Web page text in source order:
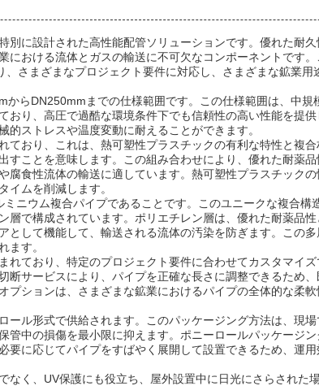
に設計された高性能配管ソリューションです。優れた耐久
おける流体とガスの輸送に不可欠なコンポーネントです。
さまざまなプロジェクト要件に対応し、さまざまな鉱業用
からDN250mmまでの仕様範囲です。この仕様範囲は、中規
おり、高圧で過酷な環境条件下でも信頼性の高い性能を提
ストレスや温度変動に耐えることができます。
ており、これは、熱可塑性プラスチックの有利な特性と複
すことを意味します。この組み合わせにより、優れた耐薬
腐食性流体の輸送に適しています。熱可塑性プラスチック
イムを削減します。
ニウム複合パイプであることです。このユニークな複合構
層で構成されています。ポリエチレン層は、優れた耐薬品
として機能して、輸送される流体の汚染を防ぎます。この
ます。
れており、特定のプロジェクト要件に合わせてカスタマイ
断サービスにより、パイプを正確な長さに調整できるため
プションは、さまざまな鉱業におけるパイプの全体的な柔
ール形式で供給されます。このパッケージング方法は、現
管中の損傷を最小限に抑えます。ポニーロールパッケージ
要に応じてパイプをすばやく展開して設置できるため、運用
なく、UV保護にも役立ち、屋外設置中に日光にさらされた